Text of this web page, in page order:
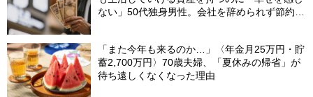
ない」50代独身男性。会社を辞められず節約生
「また今年も来るのか…」〈年金月25万円・貯
蓄2,700万円〉70歳夫婦、「夏休みの帰省」が
待ち遠しくなくなった理由